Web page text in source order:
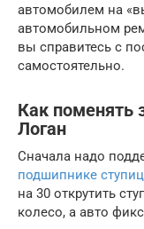
автомобилем на
автомобильном
вы справитесь с
самостоятельно.
Как поменять
Логан
Сначала надо
подшипнике
на 30 открутить
колесо, а авто